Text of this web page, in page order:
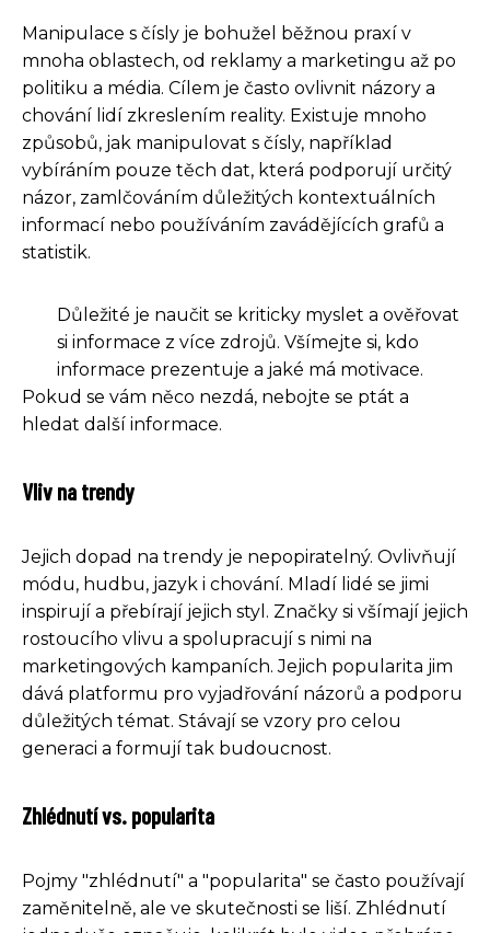
Manipulace s čísly je bohužel běžnou praxí v
mnoha oblastech, od reklamy a marketingu až po
politiku a média. Cílem je často ovlivnit názory a
chování lidí zkreslením reality. Existuje mnoho
způsobů, jak manipulovat s čísly, například
vybíráním pouze těch dat, která podporují určitý
názor, zamlčováním důležitých kontextuálních
informací nebo používáním zavádějících grafů a
statistik.
Důležité je naučit se kriticky myslet a ověřovat
si informace z více zdrojů. Všímejte si, kdo
informace prezentuje a jaké má motivace.
Pokud se vám něco nezdá, nebojte se ptát a
hledat další informace.
Vliv na trendy
Jejich dopad na trendy je nepopiratelný. Ovlivňují
módu, hudbu, jazyk i chování. Mladí lidé se jimi
inspirují a přebírají jejich styl. Značky si všímají jejich
rostoucího vlivu a spolupracují s nimi na
marketingových kampaních. Jejich popularita jim
dává platformu pro vyjadřování názorů a podporu
důležitých témat. Stávají se vzory pro celou
generaci a formují tak budoucnost.
Zhlédnutí vs. popularita
Pojmy "zhlédnutí" a "popularita" se často používají
zaměnitelně, ale ve skutečnosti se liší. Zhlédnutí